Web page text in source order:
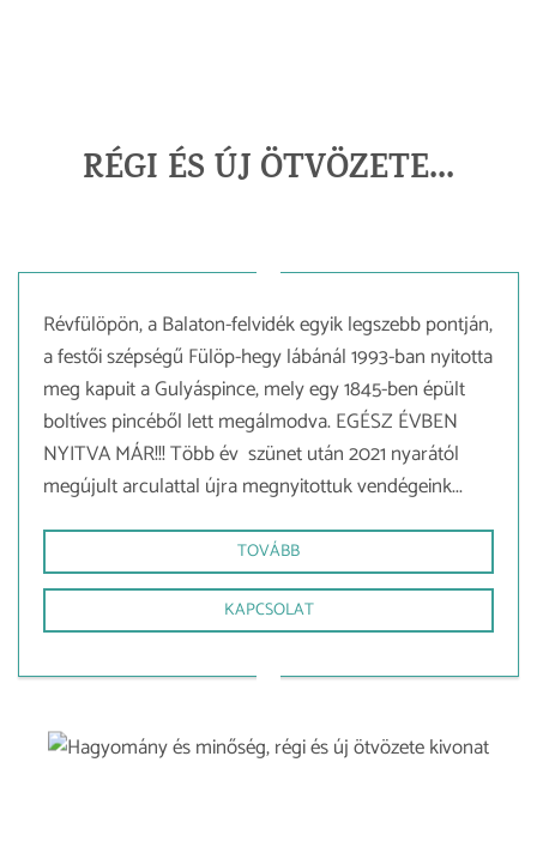
RÉGI ÉS ÚJ ÖTVÖZETE...
Révfülöpön, a Balaton-felvidék egyik legszebb pontján,
a festői szépségű Fülöp-hegy lábánál 1993-ban nyitotta
meg kapuit a Gulyáspince, mely egy 1845-ben épült
boltíves pincéből lett megálmodva. EGÉSZ ÉVBEN
NYITVA MÁR!!! Több év szünet után 2021 nyarától
megújult arculattal újra megnyitottuk vendégeink...
TOVÁBB
KAPCSOLAT